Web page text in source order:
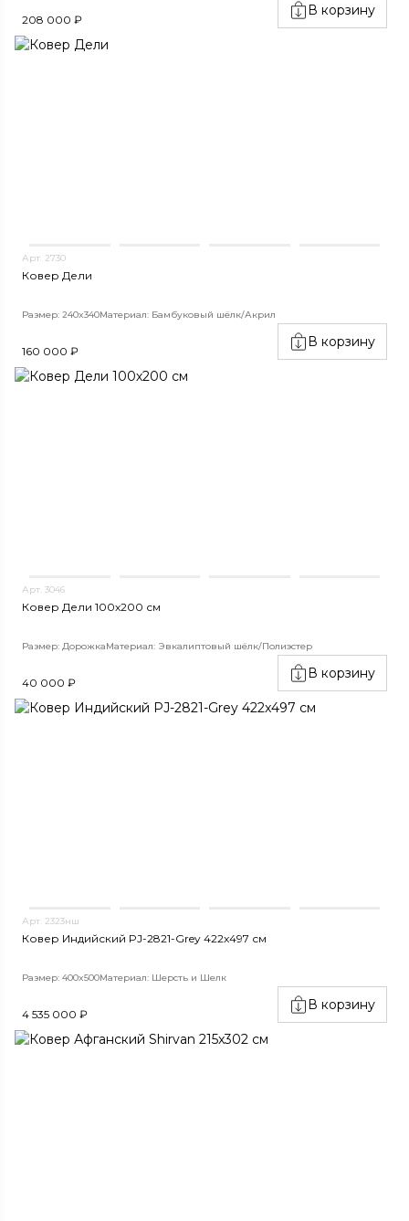
208 000 ₽
В корзину
Арт. 2730
Ковер Дели
Размер: 240x340Материал: Бамбуковый шёлк/Акрил
160 000 ₽
В корзину
Арт. 3046
Ковер Дели 100х200 см
Размер: ДорожкаМатериал: Эвкалиптовый шёлк/Полиэстер
40 000 ₽
В корзину
Арт. 2323нш
Ковер Индийский PJ-2821-Grey 422x497 см
Размер: 400x500Материал: Шерсть и Шелк
4 535 000 ₽
В корзину